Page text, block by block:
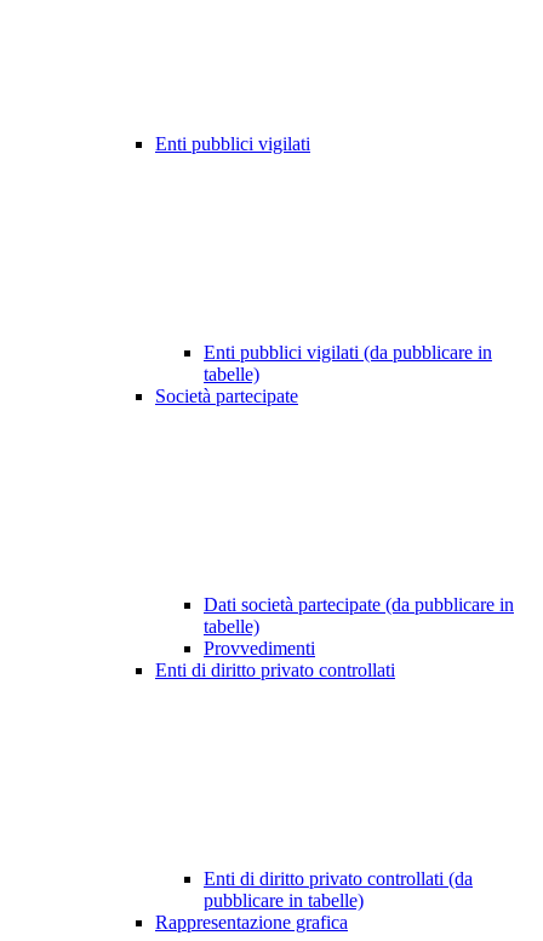
Enti pubblici vigilati
Enti pubblici vigilati (da pubblicare in
tabelle)
Società partecipate
Dati società partecipate (da pubblicare in
tabelle)
Provvedimenti
Enti di diritto privato controllati
Enti di diritto privato controllati (da
pubblicare in tabelle)
Rappresentazione grafica